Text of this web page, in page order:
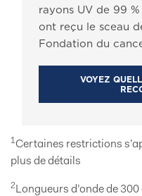
rayons UV de 99
ont reçu le sceau
Fondation du
VOYEZ
1Certaines restrictions
plus de détails
2 Longueurs d’onde de